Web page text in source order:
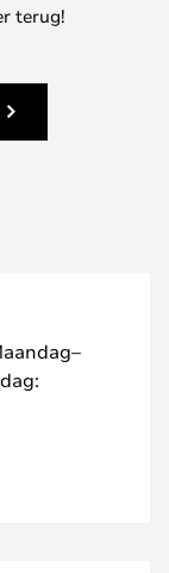
terug!